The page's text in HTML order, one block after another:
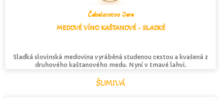
Čebelarstvo Jere
MEDOVÉ VÍNO KAŠTANOVÉ - SLADKÉ
Sladká slovinská medovina vyráběná studenou cestou a kvašená z
druhového kaštanového medu. Nyní v tmavé lahvi.
ŠUMIVÁ